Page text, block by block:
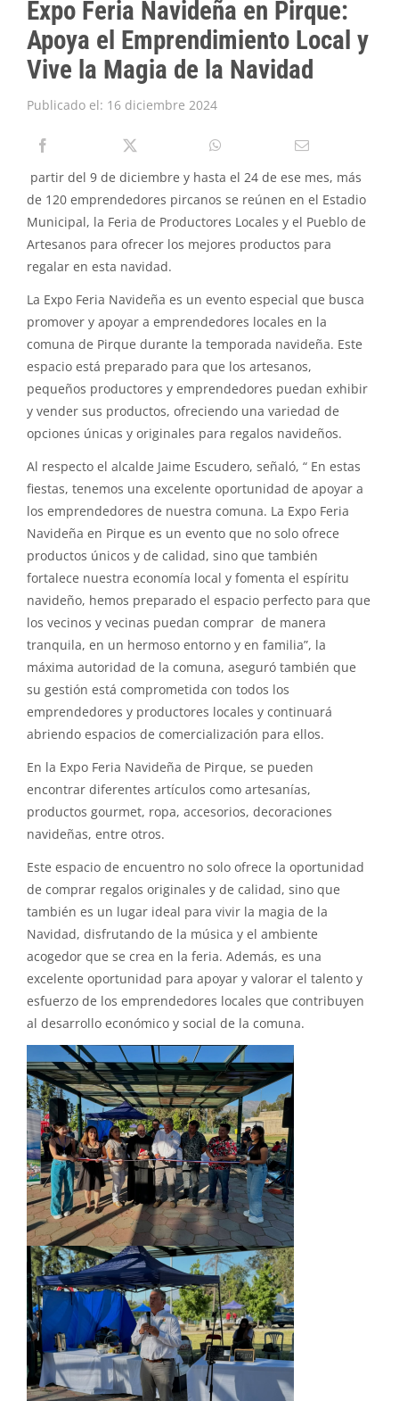
PIRQUE TRANSPARENTE
SOLICITAR INFORMACIÓN TRANSPARENCIA
Expo Feria Navideña en Pirque:
Apoya el Emprendimiento Local y
Vive la Magia de la Navidad
Publicado el: 16 diciembre 2024
partir del 9 de diciembre y hasta el 24 de ese mes, más
de 120 emprendedores pircanos se reúnen en el Estadio
Municipal, la Feria de Productores Locales y el Pueblo de
Artesanos para ofrecer los mejores productos para
regalar en esta navidad.
La Expo Feria Navideña es un evento especial que busca
promover y apoyar a emprendedores locales en la
comuna de Pirque durante la temporada navideña. Este
espacio está preparado para que los artesanos,
pequeños productores y emprendedores puedan exhibir
y vender sus productos, ofreciendo una variedad de
opciones únicas y originales para regalos navideños.
Al respecto el alcalde Jaime Escudero, señaló, “ En estas
fiestas, tenemos una excelente oportunidad de apoyar a
los emprendedores de nuestra comuna. La Expo Feria
Navideña en Pirque es un evento que no solo ofrece
productos únicos y de calidad, sino que también
fortalece nuestra economía local y fomenta el espíritu
navideño, hemos preparado el espacio perfecto para que
los vecinos y vecinas puedan comprar de manera
tranquila, en un hermoso entorno y en familia”, la
máxima autoridad de la comuna, aseguró también que
su gestión está comprometida con todos los
emprendedores y productores locales y continuará
abriendo espacios de comercialización para ellos.
En la Expo Feria Navideña de Pirque, se pueden
encontrar diferentes artículos como artesanías,
productos gourmet, ropa, accesorios, decoraciones
navideñas, entre otros.
Este espacio de encuentro no solo ofrece la oportunidad
de comprar regalos originales y de calidad, sino que
también es un lugar ideal para vivir la magia de la
Navidad, disfrutando de la música y el ambiente
acogedor que se crea en la feria. Además, es una
excelente oportunidad para apoyar y valorar el talento y
esfuerzo de los emprendedores locales que contribuyen
al desarrollo económico y social de la comuna.